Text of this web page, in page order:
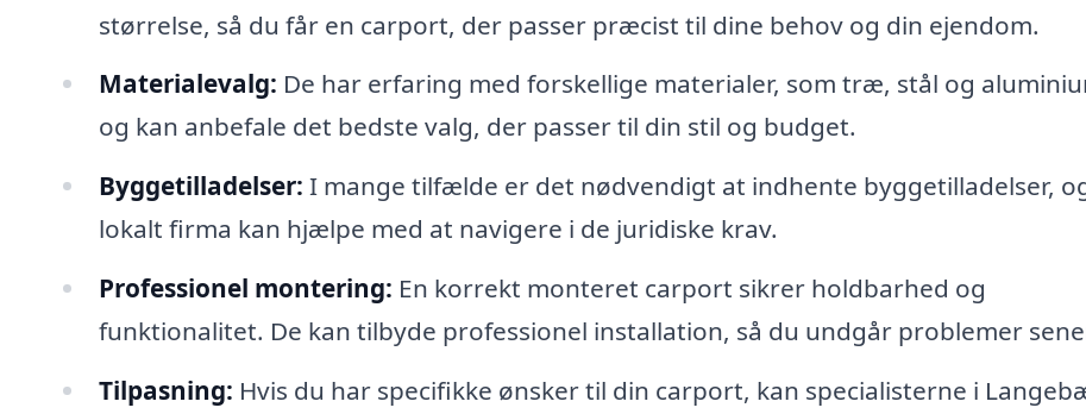
størrelse, så du får en carport, der passer præcist til dine behov og din ejendom.
Materialevalg: De har erfaring med forskellige materialer, som træ, stål og
og kan anbefale det bedste valg, der passer til din stil og budget.
Byggetilladelser: I mange tilfælde er det nødvendigt at indhente byggetilladelser,
lokalt firma kan hjælpe med at navigere i de juridiske krav.
Professionel montering: En korrekt monteret carport sikrer holdbarhed og
funktionalitet. De kan tilbyde professionel installation, så du undgår problemer
Tilpasning: Hvis du har specifikke ønsker til din carport, kan specialisterne i